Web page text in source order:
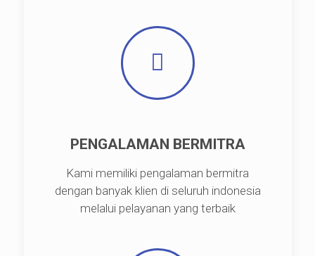
PENGALAMAN BERMITRA
Kami memiliki pengalaman bermitra
dengan banyak klien di seluruh indonesia
melalui pelayanan yang terbaik